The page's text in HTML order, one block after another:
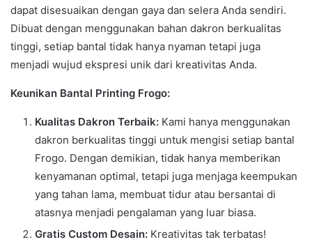
dapat disesuaikan dengan gaya dan selera Anda sendiri.
Dibuat dengan menggunakan bahan dakron berkualitas
tinggi, setiap bantal tidak hanya nyaman tetapi juga
menjadi wujud ekspresi unik dari kreativitas Anda.
Keunikan Bantal Printing Frogo:
Kualitas Dakron Terbaik: Kami hanya menggunakan
dakron berkualitas tinggi untuk mengisi setiap bantal
Frogo. Dengan demikian, tidak hanya memberikan
kenyamanan optimal, tetapi juga menjaga keempukan
yang tahan lama, membuat tidur atau bersantai di
atasnya menjadi pengalaman yang luar biasa.
Gratis Custom Desain: Kreativitas tak terbatas!